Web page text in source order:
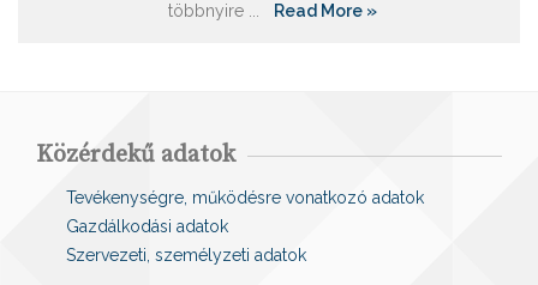
többnyire ...
Read More »
Közérdekű adatok
Tevékenységre, működésre vonatkozó adatok
Gazdálkodási adatok
Szervezeti, személyzeti adatok